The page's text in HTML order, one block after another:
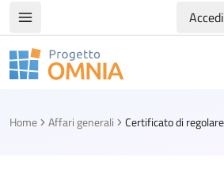
Apri/chiudi menù di navigazioneAccedi
Progetto Omnia
Home Affari generali